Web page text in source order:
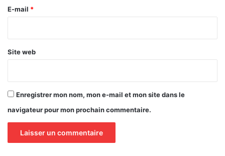
e
E-mail *
Site web
Enregistrer mon nom, mon e-mail et mon site dans le
navigateur pour mon prochain commentaire.